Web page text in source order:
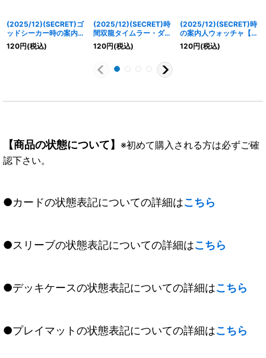
(2025/12)(SECRET)ゴ
ッドシーカー時の案内人
ネモ(BSC47収録)【C-
SEC】{BS59-050}
120円(税込)
(2025/12)(SECRET)時
間双龍タイムラー・ダイ
ムラー/時空竜軍団長タ
イムラー・ダイムラー
{BSC47-
RV009a/BSC47-
120円(税込)
(2025/12)(SECRET)時
の案内人ウォッチャ【R-
SEC】{BSC47-009}
《青》
120円(税込)
【商品の状態について】 ※初めて購入される方は必ずご確
認下さい。
●カードの状態表記についての詳細はこちら
●スリーブの状態表記についての詳細はこちら
●デッキケースの状態表記についての詳細はこちら
●プレイマットの状態表記についての詳細はこちら